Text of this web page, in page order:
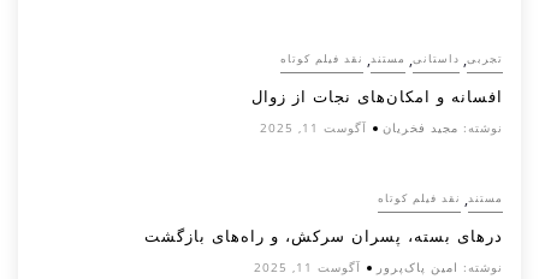
تجربی, داستانی, مستند, نقد فیلم کوتاه
افسانه‌ و امکان‌های نجات از زوال
نوشته: مجید فخریان آگوست 11, 2025
مستند, نقد فیلم کوتاه
درهای بسته، پسران سرکش، و راه‌های بازگشت
نوشته: امین پاک‌پرور آگوست 11, 2025